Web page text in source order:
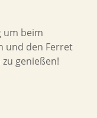
um beim
und den Ferret
genießen!